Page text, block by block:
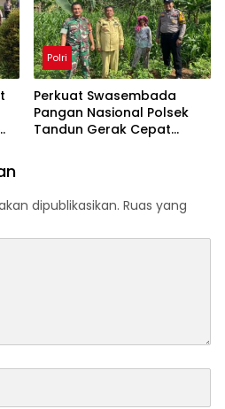
Polri
Perkuat Swasembada
Pangan Nasional Polsek
Tandun Gerak Cepat
dipublikasikan. Ruas yang